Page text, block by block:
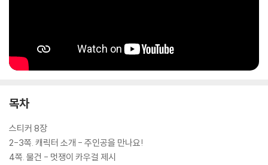
목차
스티커 8장
2-3쪽. 캐릭터 소개 - 주인공을 만나요!
4쪽. 물건 - 멋쟁이 카우걸 제시